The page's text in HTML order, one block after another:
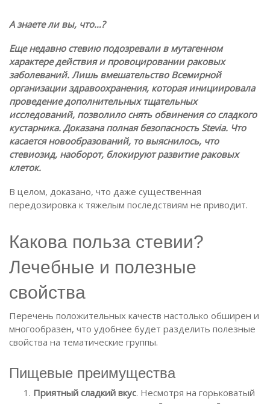
А знаете ли вы, что…?
Еще недавно стевию подозревали в мутагенном
характере действия и провоцировании раковых
заболеваний. Лишь вмешательство Всемирной
организации здравоохранения, которая инициировала
проведение дополнительных тщательных
исследований, позволило снять обвинения со сладкого
кустарника. Доказана полная безопасность Stevia. Что
касается новообразований, то выяснилось, что
стевиозид, наоборот, блокируют развитие раковых
клеток.
В целом, доказано, что даже существенная
передозировка к тяжелым последствиям не приводит.
Какова польза стевии?
Лечебные и полезные
свойства
Перечень положительных качеств настолько обширен и
многообразен, что удобнее будет разделить полезные
свойства на тематические группы.
Пищевые преимущества
Приятный сладкий вкус. Несмотря на горьковатый